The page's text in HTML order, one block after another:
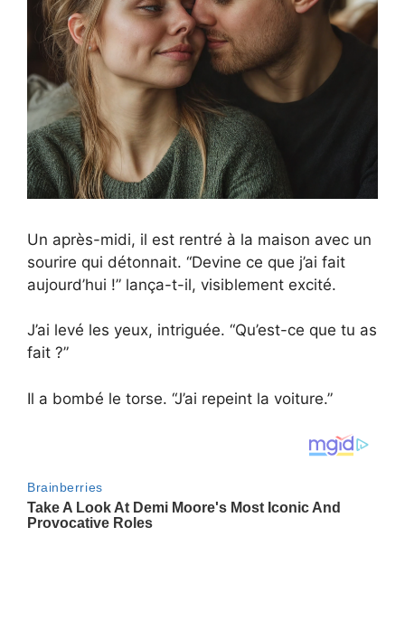
Un après-midi, il est rentré à la maison avec un
sourire qui détonnait. “Devine ce que j’ai fait
aujourd’hui !” lança-t-il, visiblement excité.
J’ai levé les yeux, intriguée. “Qu’est-ce que tu as
fait ?”
Il a bombé le torse. “J’ai repeint la voiture.”